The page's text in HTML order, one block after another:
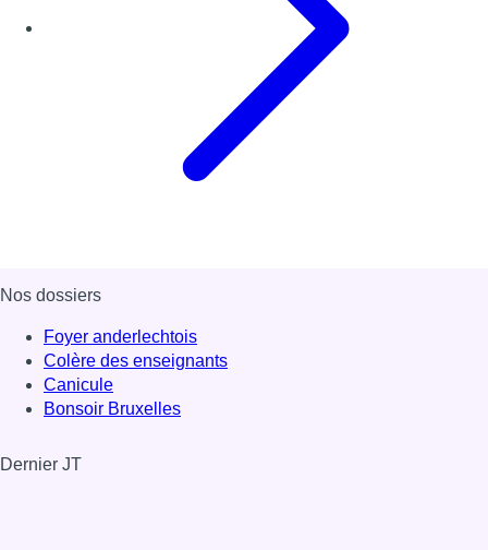
Nos dossiers
Foyer anderlechtois
Colère des enseignants
Canicule
Bonsoir Bruxelles
Dernier JT